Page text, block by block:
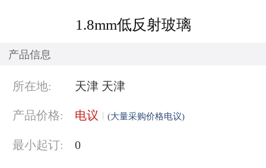
1.8mm低反射玻璃
产品信息
所在地: 天津 天津
产品价格: 电议 (大量采购价格电议)
最小起订: 0